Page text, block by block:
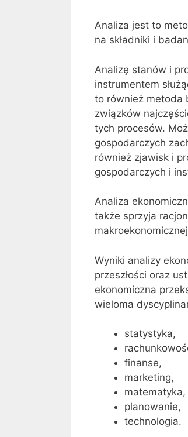
Analiza jest to
na składniki i
Analizę stanów i
instrumentem
to również metoda
związków
tych procesów.
gospodarczych
również zjawisk i
gospodarczych i
Analiza
także sprzyja
Wyniki analizy
przeszłości oraz
ekonomiczna
wieloma
statystyka,
finanse,
marketing,
matematyka,
planowanie,
technologia.